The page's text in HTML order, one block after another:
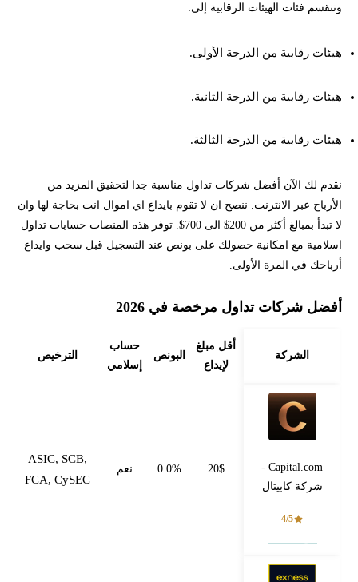
وتنقسم فئات الهيئات الرقابية إلى:
هيئات رقابية من الدرجة الأولى.
هيئات رقابية من الدرجة الثانية.
هيئات رقابية من الدرجة الثالثة.
نقدم لك الآن أفضل شركات تداول مناسبة جدا لتحقيق المزيد من
الأرباح عبر الانترنت. ننصح ان لا تقوم بايداع اي اموال انت بحاجة لها وان
لا تبدأ بمبالغ أكثر من 200$ الى 700$. توفر هذه المنصات حسابات تداول
اسلامية مع امكانية حصولك على بونص عند التسجيل قبل سحب وايداع
أرباحك في المرة الأولى.
أفضل شركات تداول مرخصة في 2026
الشركة
أقل مبلغ
لإيداع
البونص
حساب
إسلامي
الترخيص
Capital.com -
شركة كابيتال
4/5
20$
0.0% نعم
ASIC, SCB,
FCA, CySEC